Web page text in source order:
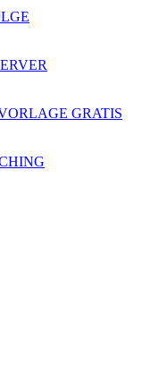
GRATIS